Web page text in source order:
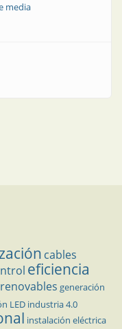
media
de energía
cables
eficiencia
generación
LED industria 4.0
instalación eléctrica